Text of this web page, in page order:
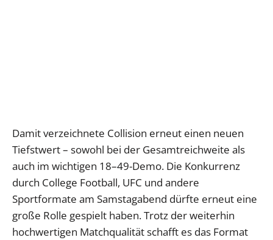
Damit verzeichnete Collision erneut einen neuen
Tiefstwert – sowohl bei der Gesamtreichweite als
auch im wichtigen 18–49-Demo. Die Konkurrenz
durch College Football, UFC und andere
Sportformate am Samstagabend dürfte erneut eine
große Rolle gespielt haben. Trotz der weiterhin
hochwertigen Matchqualität schafft es das Format